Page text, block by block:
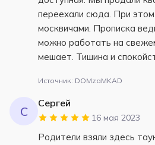
переехали сюда. При
москвичами. Прописка
можно работать на
мешает. Тишина и
Источник: DOMzaMKAD
С
Сергей
16 мая 2023
Родители взяли здесь